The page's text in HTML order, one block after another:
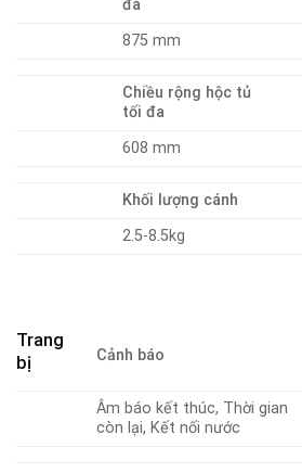
đa
875 mm
Chiều rộng hộc tủ
tối đa
608 mm
Khối lượng cánh
2.5-8.5kg
Trang
bị
Cảnh báo
Âm báo kết thúc, Thời gian
còn lại, Kết nối nước